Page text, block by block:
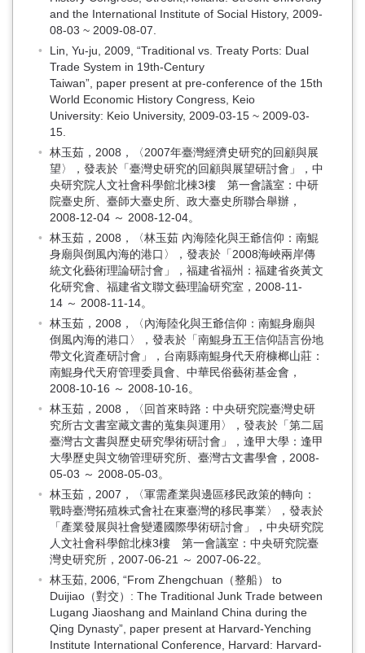
and the International Institute of Social History, 2009-
08-03 ~ 2009-08-07.
Lin, Yu-ju, 2009, “Traditional vs. Treaty Ports: Dual
Trade System in 19th-Century
Taiwan”, paper present at pre-conference of the 15th
World Economic History Congress, Keio
University: Keio University, 2009-03-15 ~ 2009-03-
15.
林玉茹，2008，〈2007年臺灣經濟史研究的回顧與展
望〉，發表於「臺灣史研究的回顧與展望研討會」，中
央研究院人文社會科學館北棟3樓 第一會議室：中研
院臺史所、臺師大臺史所、政大臺史所聯合舉辦，
2008-12-04 ～ 2008-12-04。
林玉茹，2008，〈林玉茹 內海陸化與王爺信仰：南鯤
身廟與倒風內海的港口〉，發表於「2008海峽兩岸傳
統文化藝術理論研討會」，福建省福州：福建省炎黃文
化研究會、福建省文聯文藝理論研究室，2008-11-
14 ～ 2008-11-14。
林玉茹，2008，〈內海陸化與王爺信仰：南鯤身廟與
倒風內海的港口〉，發表於「南鯤身五王信仰語言份地
帶文化資產研討會」，台南縣南鯤身代天府槺榔山莊：
南鯤身代天府管理委員會、中華民俗藝術基金會，
2008-10-16 ～ 2008-10-16。
林玉茹，2008，〈回首來時路：中央研究院臺灣史研
究所古文書室藏文書的蒐集與運用〉，發表於「第二屆
臺灣古文書與歷史研究學術研討會」，逢甲大學：逢甲
大學歷史與文物管理研究所、臺灣古文書學會，2008-
05-03 ～ 2008-05-03。
林玉茹，2007，〈軍需產業與邊區移民政策的轉向：
戰時臺灣拓殖株式會社在東臺灣的移民事業〉，發表於
「產業發展與社會變遷國際學術研討會」，中央研究院
人文社會科學館北棟3樓 第一會議室：中央研究院臺
灣史研究所，2007-06-21 ～ 2007-06-22。
林玉茹, 2006, “From Zhengchuan（整船） to
Duijiao（對交）: The Traditional Junk Trade between
Lugang Jiaoshang and Mainland China during the
Qing Dynasty”, paper present at Harvard-Yenching
Institute International Conference, Harvard: Harvard-